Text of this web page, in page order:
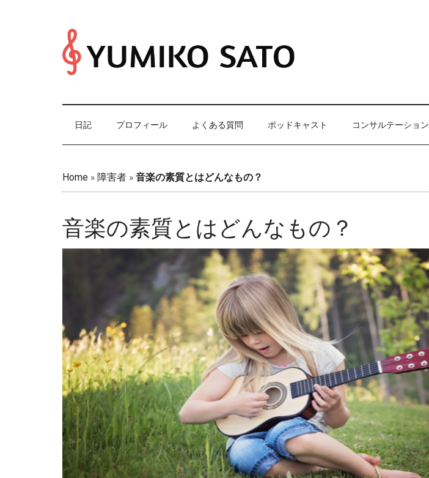
日記 プロフィール よくある質問 ポッドキャスト コンサルテーション
Home » 障害者 » 音楽の素質とはどんなもの？
音楽の素質とはどんなもの？